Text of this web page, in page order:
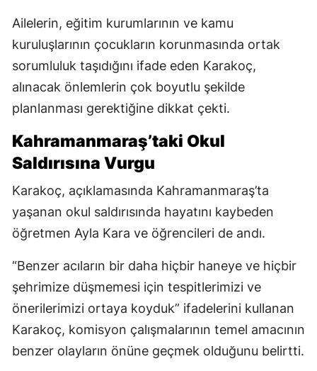
Ailelerin, eğitim kurumlarının ve kamu
kuruluşlarının çocukların korunmasında ortak
sorumluluk taşıdığını ifade eden Karakoç,
alınacak önlemlerin çok boyutlu şekilde
planlanması gerektiğine dikkat çekti.
Kahramanmaraş’taki Okul
Saldırısına Vurgu
Karakoç, açıklamasında Kahramanmaraş’ta
yaşanan okul saldırısında hayatını kaybeden
öğretmen Ayla Kara ve öğrencileri de andı.
“Benzer acıların bir daha hiçbir haneye ve hiçbir
şehrimize düşmemesi için tespitlerimizi ve
önerilerimizi ortaya koyduk” ifadelerini kullanan
Karakoç, komisyon çalışmalarının temel amacının
benzer olayların önüne geçmek olduğunu belirtti.